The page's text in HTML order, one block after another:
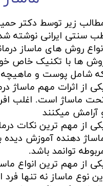
زیر توسط دکتر
سنتی ایرانی نوشته
روش های ماساز
ها با تکنیک خاص
شامل پوست و
از اثرات مهم ماساژ
ماساژ است. اغلب
آرامش میکنند
از مهم ترین نکات
دهنده آموزش دیده
توانمد باشد.
از مهم ترین انواع
نوع ماساز نه تنها